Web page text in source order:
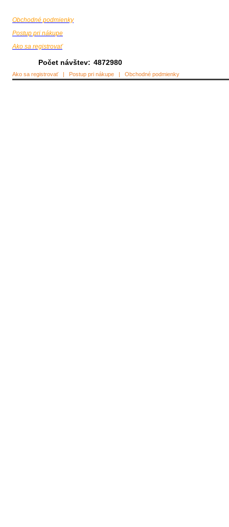
Obchodné podmienky
Postup pri nákupe
Ako sa registrovať
Počet návštev: 4872980
Ako sa registrovať| Postup pri nákupe | Obchodné podmienky